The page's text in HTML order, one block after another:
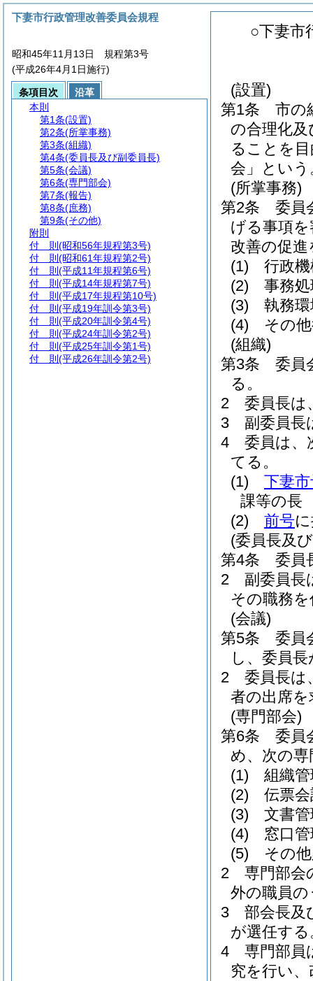
○下妻市
(設置)
第1条
市の
の合理化
ることを
会」という
(所掌事務)
第2条
委員
げる事項
改善の促
(1)
行政
(2)
事務
(3)
執務
(4)
その
(組織)
第3条
委員
る。
2
委員長は
3
副委員長
4
委員は、
てる。
(1)
下妻
課等の長
(2)
前号
(委員長及
第4条
委員
2
副委員長
その職務
(会議)
第5条
委員
し、委員
2
委員長は
者の出席
(専門部会)
第6条
委員
め、次の
(1)
組織
(2)
伝票
(3)
文書
(4)
窓口
(5)
その
2
専門部会
外の職員
3
部会長及
が選任する
4
専門部員
究を行い
下妻市行政管理改善委員会規程
昭和45年11月13日 規程第3号
(平成26年4月1日施行)
条項目次
沿革
本則
第1条(設置)
第2条(所掌事務)
第3条(組織)
第4条(委員長及び副委員長)
第5条(会議)
第6条(専門部会)
第7条(報告)
第8条(庶務)
第9条(その他)
附則
付 則 (昭和56年規程第3号)
付 則 (昭和61年規程第2号)
付 則 (平成11年規程第6号)
付 則 (平成14年規程第7号)
付 則 (平成17年規程第10号)
付 則 (平成19年訓令第3号)
付 則 (平成20年訓令第4号)
付 則 (平成24年訓令第2号)
付 則 (平成25年訓令第1号)
付 則 (平成26年訓令第2号)